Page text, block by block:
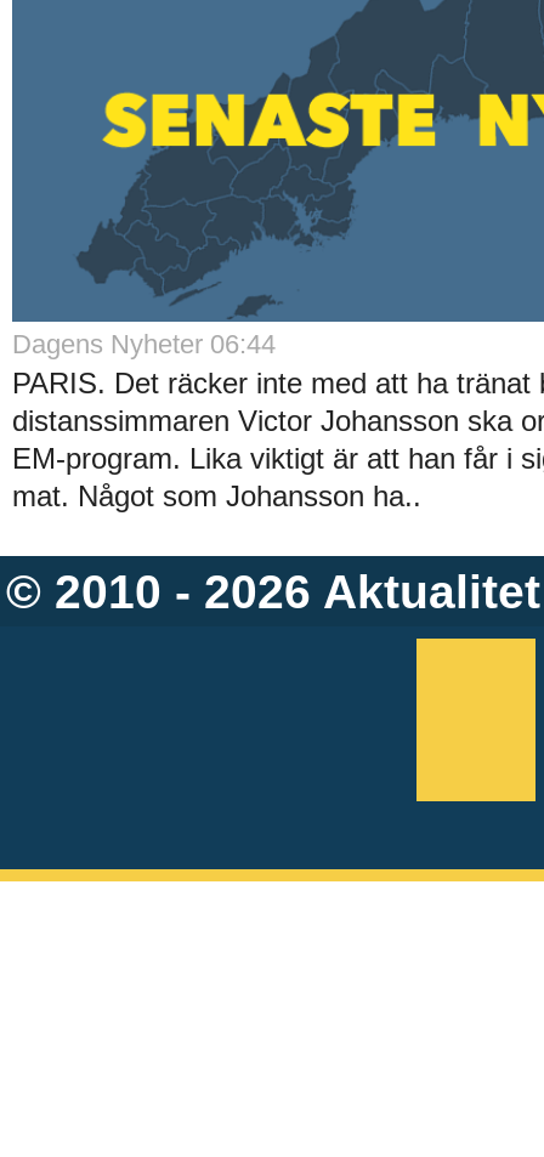
Dagens Nyheter 06:44
PARIS. Det räcker inte med att ha tränat
distanssimmaren Victor Johansson ska
EM-program. Lika viktigt är att han får i
mat. Något som Johansson ha..
© 2010 - 2026 Aktualitet